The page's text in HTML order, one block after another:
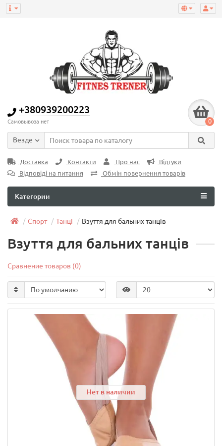
+380939200223
Самовывоза нет 0
Везде
Доставка Контакти Про нас
Відгуки
Відповіді на питання
Обмін повернення товарів
Категории
Спорт Танці Взуття для бальних танців
Взуття для бальних танців
Сравнение товаров (0)
Нет в наличии